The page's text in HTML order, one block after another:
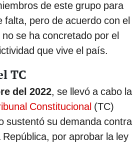
de este grupo para
falta, pero de acuerdo con el
se ha concretado por el
que vive el país.
TC
del 2022, se llevó a cabo la
Constitucional (TC)
sustentó su demanda contra
por aprobar la ley